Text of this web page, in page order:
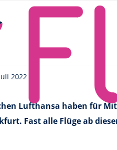
alle Flüge ab München und
alle
2022
Lufthansa haben für
Fast alle Flüge ab